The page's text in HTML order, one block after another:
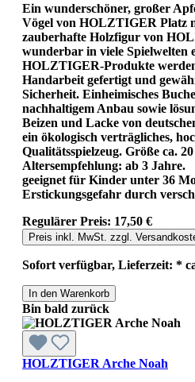
Ein wunderschöner, großer
Vögel von HOLZTIGER Platz
zauberhafte Holzfigur von
wunderbar in viele Spielwelten
HOLZTIGER-Produkte
Handarbeit gefertigt und
Sicherheit. Einheimisches
nachhaltigem Anbau sowie
Beizen und Lacke von
ein ökologisch verträgliches,
Qualitätsspielzeug. Größe ca.
Altersempfehlung: ab 3
geeignet für Kinder unter 36
Erstickungsgefahr durch
Regulärer Preis: 17,50 €
Preis inkl. MwSt. zzgl.
Sofort verfügbar, Lieferzeit: *
In den Warenkorb
Bin bald zurück
HOLZTIGER Arche Noah